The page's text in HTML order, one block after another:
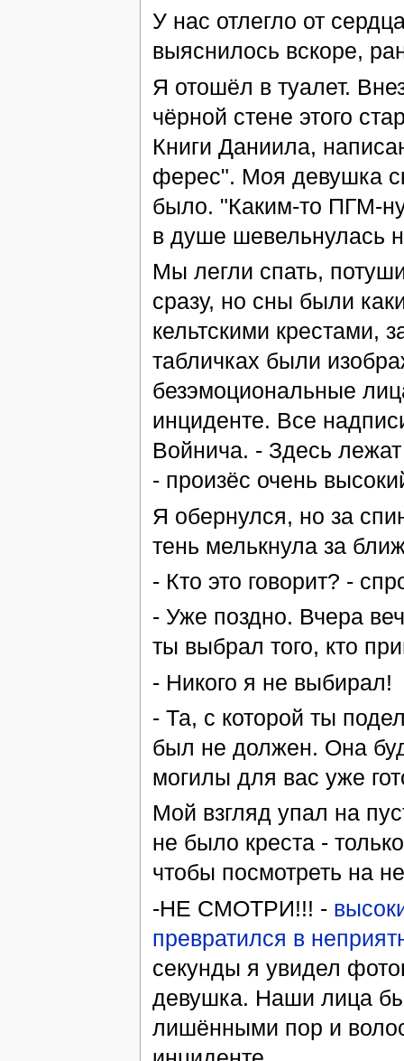
У нас отлегло от
выяснилось вскоре,
Я отошёл в туалет.
чёрной стене этого
Книги Даниила,
ферес". Моя девушка
было. "Каким-то ПГМ-
в душе шевельнулась
Мы легли спать,
сразу, но сны были
кельтскими крестами,
табличках были
безэмоциональные
инциденте. Все
Войнича. - Здесь
- произёс очень
Я обернулся, но за
тень мелькнула за
- Кто это говорит? -
- Уже поздно. Вчера
ты выбрал того, кто
- Никого я не выбирал!
- Та, с которой ты
был не должен. Она
могилы для вас уже
Мой взгляд упал на
не было креста -
чтобы посмотреть на
-НЕ СМОТРИ!!! -
превратился в
секунды я увидел
девушка. Наши лица
лишёнными пор и